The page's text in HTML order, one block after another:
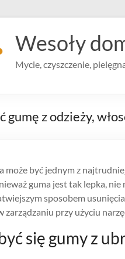
Wesoły
Mycie, czyszczenie,
gumę z odzieży,
może być jednym z
guma jest tak lepka,
sposobem
zarządzaniu przy użyciu
się gumy z